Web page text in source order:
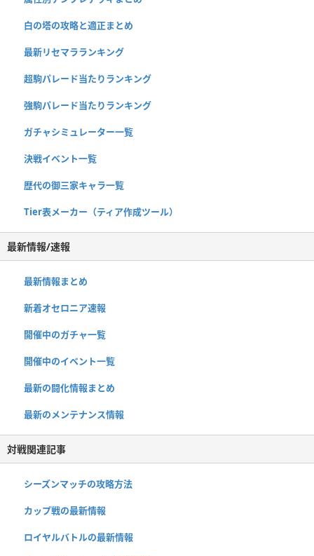
白の塔の攻略と適正まとめ
最新リセマラランキング
超駒パレード当たりランキング
強駒パレード当たりランキング
ガチャシミュレーター一覧
決戦イベント一覧
歴代の御三家キャラ一覧
Tier表メーカー（ティア作成ツール）
最新情報/速報
最新情報まとめ
新着オセロニア速報
開催中のガチャ一覧
開催中のイベント一覧
最新の闘化情報まとめ
最新のメンテナンス情報
対戦関連記事
シーズンマッチの攻略方法
カップ戦の最新情報
ロイヤルバトルの最新情報